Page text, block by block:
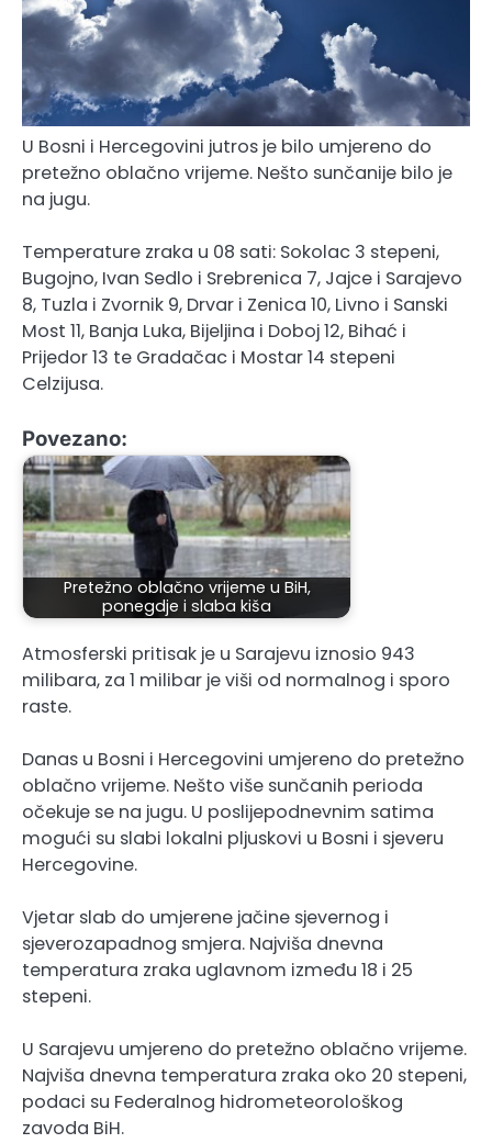
U Bosni i Hercegovini jutros je bilo umjereno do
pretežno oblačno vrijeme. Nešto sunčanije bilo je
na jugu.
Temperature zraka u 08 sati: Sokolac 3 stepeni,
Bugojno, Ivan Sedlo i Srebrenica 7, Jajce i Sarajevo
8, Tuzla i Zvornik 9, Drvar i Zenica 10, Livno i Sanski
Most 11, Banja Luka, Bijeljina i Doboj 12, Bihać i
Prijedor 13 te Gradačac i Mostar 14 stepeni
Celzijusa.
Povezano:
Pretežno oblačno vrijeme u BiH,
ponegdje i slaba kiša
Atmosferski pritisak je u Sarajevu iznosio 943
milibara, za 1 milibar je viši od normalnog i sporo
raste.
Danas u Bosni i Hercegovini umjereno do pretežno
oblačno vrijeme. Nešto više sunčanih perioda
očekuje se na jugu. U poslijepodnevnim satima
mogući su slabi lokalni pljuskovi u Bosni i sjeveru
Hercegovine.
Vjetar slab do umjerene jačine sjevernog i
sjeverozapadnog smjera. Najviša dnevna
temperatura zraka uglavnom između 18 i 25
stepeni.
U Sarajevu umjereno do pretežno oblačno vrijeme.
Najviša dnevna temperatura zraka oko 20 stepeni,
podaci su Federalnog hidrometeorološkog
zavoda BiH.